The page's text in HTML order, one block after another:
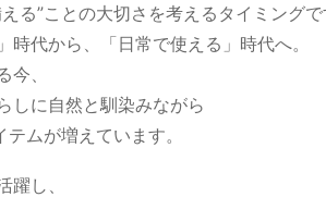
る”ことの大切さを考えるタイミングで
代から、「日常で使える」時代へ。
、
しに自然と馴染みながら
ムが増えています。
し、